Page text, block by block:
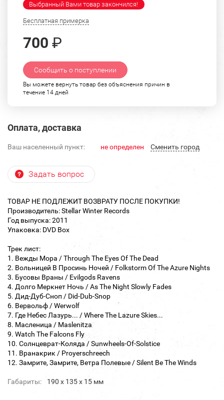
Выбранный Вами товар закончился!
Бесплатная примерка
700 ₽
Сообщить о поступлении
Вы можете вернуть товар без объяснения причин в
течение 14 дней
Оплата, доставка
Ваш населенный пункт: не определен Cменить город
Задать вопрос
ТОВАР НЕ ПОДЛЕЖИТ ВОЗВРАТУ ПОСЛЕ ПОКУПКИ!
Производитель: Stellar Winter Records
Год выпуска: 2011
Упаковка: DVD Box
Трек лист:
1. Вежды Мора / Through The Eyes Of The Dead
2. Вольницей В Просинь Ночей / Folkstorm Of The Azure Nights
3. Бусовы Враны / Evilgods Ravens
4. Долго Меркнет Ночь / As The Night Slowly Fades
5. Дид-Дуб-Сноп / Did-Dub-Snop
6. Вервольф / Werwolf
7. Где Небес Лазурь... / Where The Lazure Skies...
8. Масленица / Maslenitza
9. Watch The Falcons Fly
10. Солнцеврат-Коляда / Sunwheels-Of-Solstice
11. Вранакрик / Proyerschreech
12. Замрите, Замрите, Ветра Полевые / Silent Be The Winds
Габариты: 190 х 135 х 15 мм